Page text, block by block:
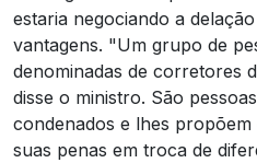
estaria negociando a
vantagens. "Um grupo de
denominadas de corretores
disse o ministro. São
condenados e lhes
suas penas em troca de